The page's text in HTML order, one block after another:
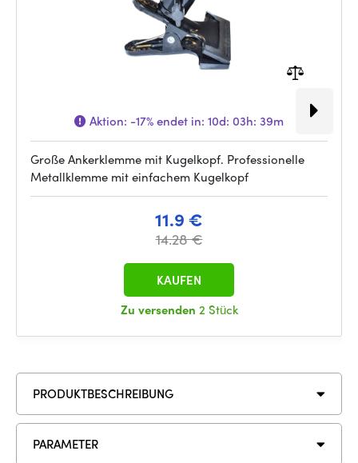
Aktion: -17%endet in: 10d: 03h: 39m
Große Ankerklemme mit Kugelkopf. Professionelle
Metallklemme mit einfachem Kugelkopf
11.9 €
14.28 €
Zu versenden 2 Stück
KAUFEN
PRODUKTBESCHREIBUNG
PARAMETER